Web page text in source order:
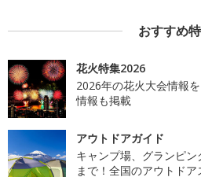
おすすめ
花火特集2026
2026年の花火大会情報
情報も掲載
アウトドアガイド
キャンプ場、グランピ
まで！全国のアウトド